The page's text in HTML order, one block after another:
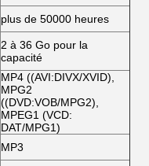
plus de 50000 heures
2 à 36 Go pour la
capacité
MP4 ((AVI:DIVX/XVID),
MPG2
((DVD:VOB/MPG2),
MPEG1 (VCD:
DAT/MPG1)
MP3